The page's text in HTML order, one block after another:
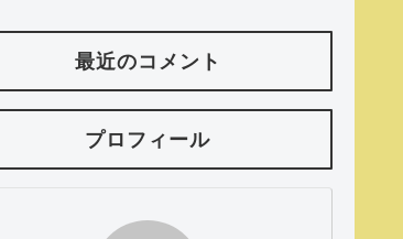
最近のコメント
プロフィール